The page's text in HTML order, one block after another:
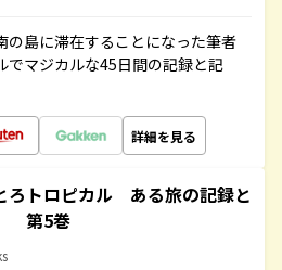
の島に滞在することになった筆者
でマジカルな45日間の記録と記
詳細を見る
ろトロピカル ある旅の記録と
第5巻